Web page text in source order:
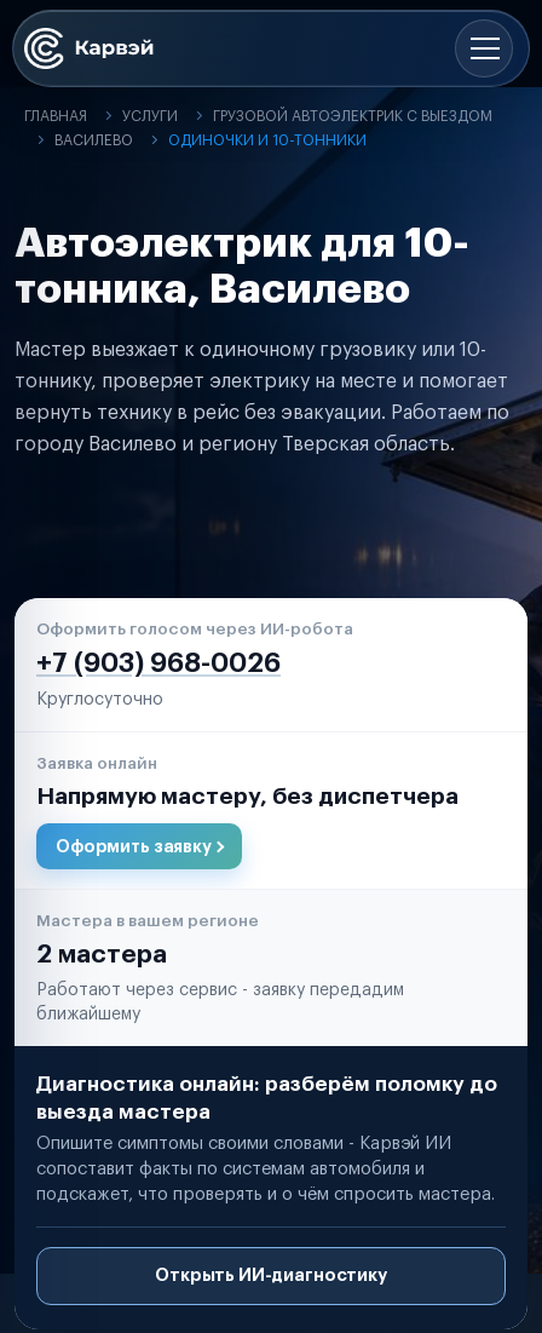
ГЛАВНАЯ УСЛУГИ
ГРУЗОВОЙ АВТОЭЛЕКТРИК С ВЫЕЗДОМ
ВАСИЛЕВО
ОДИНОЧКИ И 10-ТОННИКИ
Автоэлектрик для 10-
тонника, Василево
Мастер выезжает к одиночному грузовику или 10-
тоннику, проверяет электрику на месте и помогает
вернуть технику в рейс без эвакуации. Работаем по
городу Василево и региону Тверская область.
Оформить голосом через ИИ-робота
+7 (903) 968-0026
Круглосуточно
Заявка онлайн
Напрямую мастеру, без диспетчера
Оформить заявку
Мастера в вашем регионе
2 мастера
Работают через сервис - заявку передадим
ближайшему
Диагностика онлайн: разберём поломку до
выезда мастера
Опишите симптомы своими словами - Карвэй ИИ
сопоставит факты по системам автомобиля и
подскажет, что проверять и о чём спросить мастера.
Открыть ИИ-диагностику